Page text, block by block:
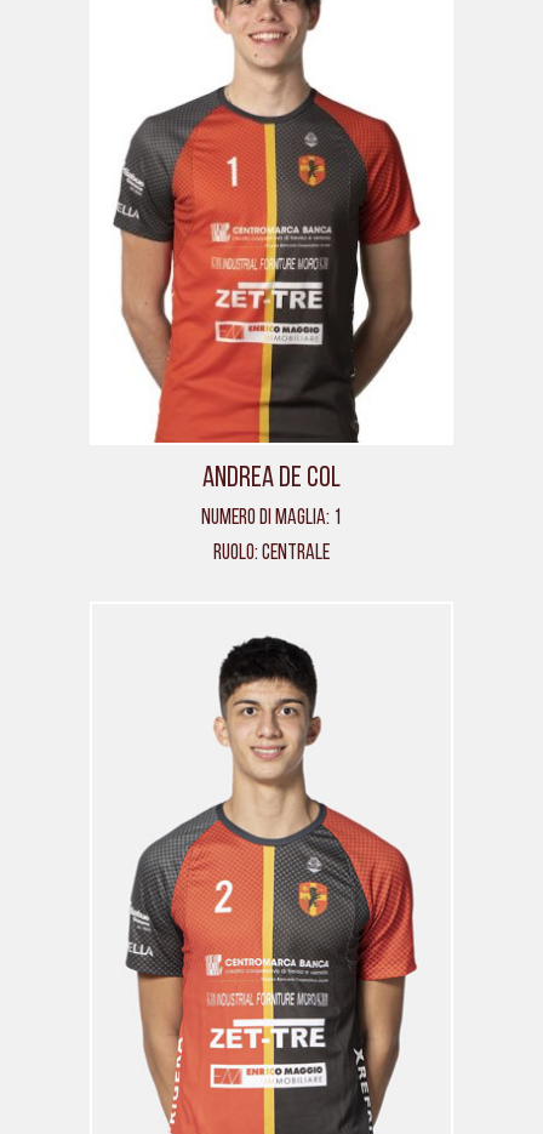
Andrea De Col
Numero di maglia: 1
Ruolo: Centrale